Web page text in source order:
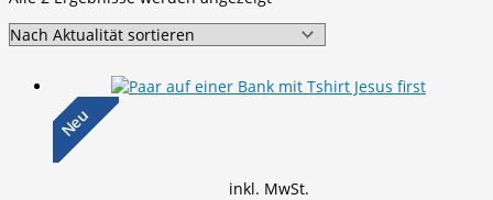
sortiert
Neu
inkl. MwSt.